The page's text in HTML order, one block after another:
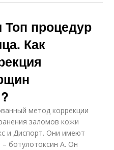
процедур
Как
метод коррекции
заломов кожи
и Диспорт. Они имеют
ботулотоксин А. Он